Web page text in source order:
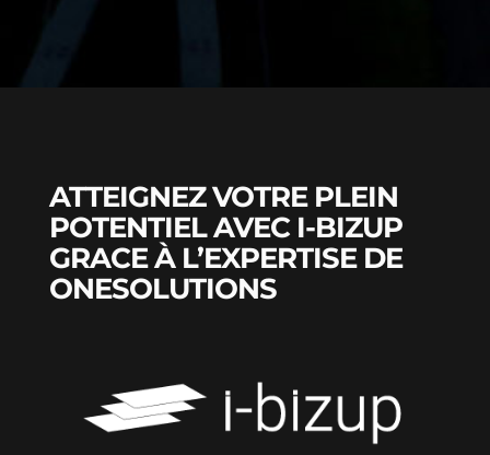
ATTEIGNEZ VOTRE PLEIN
POTENTIEL AVEC I-BIZUP
GRACE À L’EXPERTISE DE
ONESOLUTIONS